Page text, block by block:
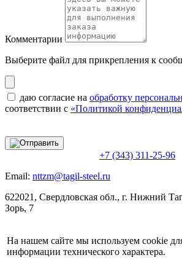
Комментарии
Выберите файл для прикрепления к
даю согласие на обработку
соответствии с «Политикой
+7 (343) 311-25-96
Email: nttzm@tagil-steel.ru
622021, Свердловская обл., г. Нижний
Зорь, 7
На нашем сайте мы используем cookie
информации технического характера.